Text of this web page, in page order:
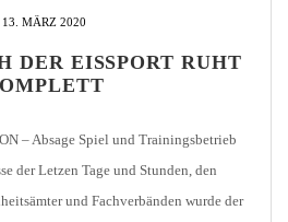
13. MÄRZ 2020
DER EISSPORT RUHT
– Absage Spiel und Trainingsbetrieb
der Letzen Tage und Stunden, den
und Fachverbänden wurde der